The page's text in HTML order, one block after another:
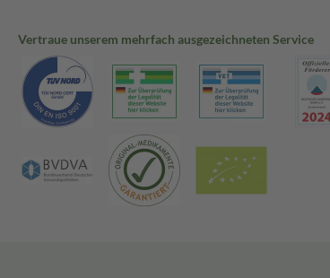
Vertraue unserem mehrfach ausgezeichneten Service